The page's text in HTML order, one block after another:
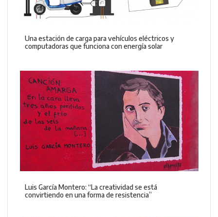
Una estación de carga para vehículos eléctricos y
computadoras que funciona con energía solar
Luis García Montero: “La creatividad se está
convirtiendo en una forma de resistencia”